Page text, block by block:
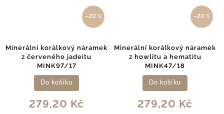
–20 %
Minerální korálkový náramek
z červeného jadeitu
MINK97/17
279,20 Kč
Do košíku
–20 %
Minerální korálkový náramek
z howlitu a hematitu
MINK47/18
279,20 Kč
Do košíku